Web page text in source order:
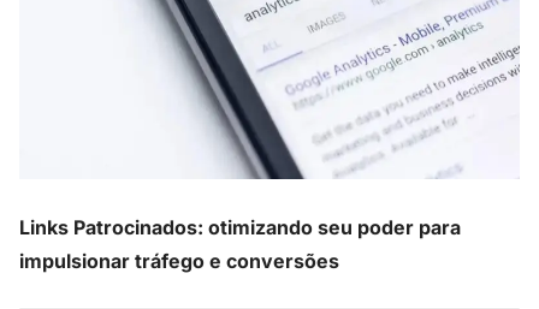
Links Patrocinados: otimizando seu poder para
impulsionar tráfego e conversões